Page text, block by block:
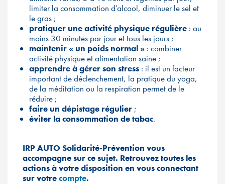
limiter la consommation d’alcool, diminuer le sel et
le gras ;
pratiquer une activité physique régulière : au
moins 30 minutes par jour et tous les jours ;
maintenir « un poids normal » : combiner
activité physique et alimentation saine ;
apprendre à gérer son stress : il est un facteur
important de déclenchement, la pratique du yoga,
de la méditation ou la respiration permet de le
réduire ;
faire un dépistage régulier ;
éviter la consommation de tabac.
IRP AUTO Solidarité-Prévention vous
accompagne sur ce sujet. Retrouvez toutes les
actions à votre disposition en vous connectant
sur votrecompte.